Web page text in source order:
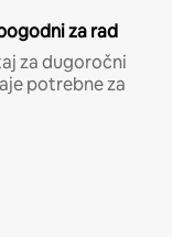
za rad
za dugoročni
potrebne za